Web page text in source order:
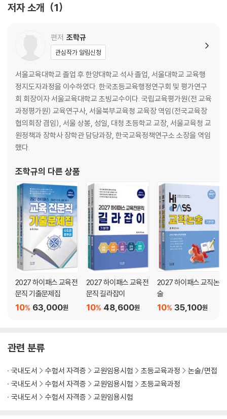
PART 06 시도별 심층면접 공부법 108
제3장 기출문제 분석 및 해설
PART 01 서울특별시교육청 심층면접 150
PART 02 경기도교육청 심층면접 216
PART 03 평가원 출제 지역청 심층면접 304
PART 04 대구광역시교육청 심층면접 459
PART 05 충청북도교육청 심층면접 509
PART 06 초등 특수 심층면접 548
2권 실전편
PART 01 구상형 12문제와 예시답안 06
PART 02 즉답형 19문제와 예시답안 18
제2장 심층면접 실전 문제
PART 01 2026 자체 출제 심층면접 실전 문제 31
PART 02 2026 경기 지역 심층면접 실전 문제 73
PART 03 2026 평가원 출제 심층면접 실전 문제 127
PART 04 2026 전국 범용 심층면접 실전 문제 165
제3장 경기 자기성장소개서
PART 01 자기성장소개서 260
PART 03 교육정책 배경지식 322
PART 04 교육 용어 안내 325
제5장 실전문제 채점기준표
PART 01 2026 자체 출제 실전 문제 채점기준표 336
저자 소개 1
편저 조학규
관심작가 알림신청
서울교육대학교 졸업 후 한양대학교 석사 졸업, 서울대학교 교육행
정지도자과정을 이수하였다. 한국초등교육행정연구회 및 평가연구
회 회장이자 서울교육대학교 초빙교수이다. 국립교육평가원(전 교육
과정평가원) 교육연구사, 서울북부교육청 교육장 역임(전국교육장
협의회장 겸임), 서울 상봉, 성일, 대청 초등학교 교장, 서울교육청 교
원정책과 장학사 장학관 담당과장, 한국교육정책연구소 소장을 역임
했다.
조학규의 다른 상품
2027 하이패스 교육전
문직 기출문제집
63,000원
10%
2027 하이패스 교육전
문직 길라잡이
48,600원
10%
2027 하이패스 교직논
술
35,100원
10%
관련 분류
국내도서 수험서 자격증 교원임용시험 초등교육과정
논술/면접
국내도서
수험서 자격증 교원임용시험
초등교육과정
국내도서
수험서 자격증 교원임용시험